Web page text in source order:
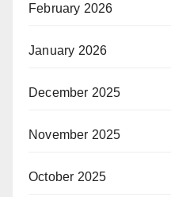
February 2026
January 2026
December 2025
November 2025
October 2025